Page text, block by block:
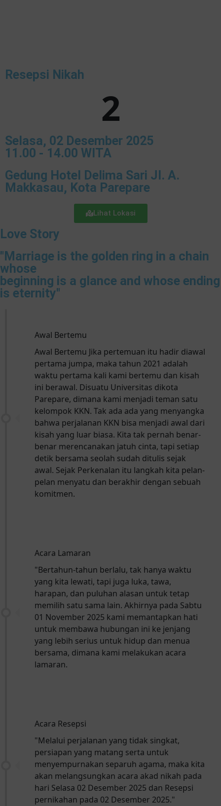
Resepsi Nikah
2
Selasa, 02 Desember 2025
11.00 - 14.00 WITA
Gedung Hotel Delima Sari Jl. A.
Makkasau, Kota Parepare
Lihat Lokasi
Love Story
"Marriage is the golden ring in a chain
whose
beginning is a glance and whose ending
is eternity"
Awal Bertemu
Awal Bertemu Jika pertemuan itu hadir diawal
pertama jumpa, maka tahun 2021 adalah
waktu pertama kali kami bertemu dan kisah
ini berawal. Disuatu Universitas dikota
Parepare, dimana kami menjadi teman satu
kelompok KKN. Tak ada ada yang menyangka
bahwa perjalanan KKN bisa menjadi awal dari
kisah yang luar biasa. Kita tak pernah benar-
benar merencanakan jatuh cinta, tapi setiap
detik bersama seolah sudah ditulis sejak
awal. Sejak Perkenalan itu langkah kita pelan-
pelan menyatu dan berakhir dengan sebuah
komitmen.
Acara Lamaran
"Bertahun-tahun berlalu, tak hanya waktu
yang kita lewati, tapi juga luka, tawa,
harapan, dan puluhan alasan untuk tetap
memilih satu sama lain. Akhirnya pada Sabtu
01 November 2025 kami memantapkan hati
untuk membawa hubungan ini ke jenjang
yang lebih serius untuk hidup dan menua
bersama, dimana kami melakukan acara
lamaran.
Acara Resepsi
"Melalui perjalanan yang tidak singkat,
persiapan yang matang serta untuk
menyempurnakan separuh agama, maka kita
akan melangsungkan acara akad nikah pada
hari Selasa 02 Desember 2025 dan Resepsi
pernikahan pada 02 Desember 2025."